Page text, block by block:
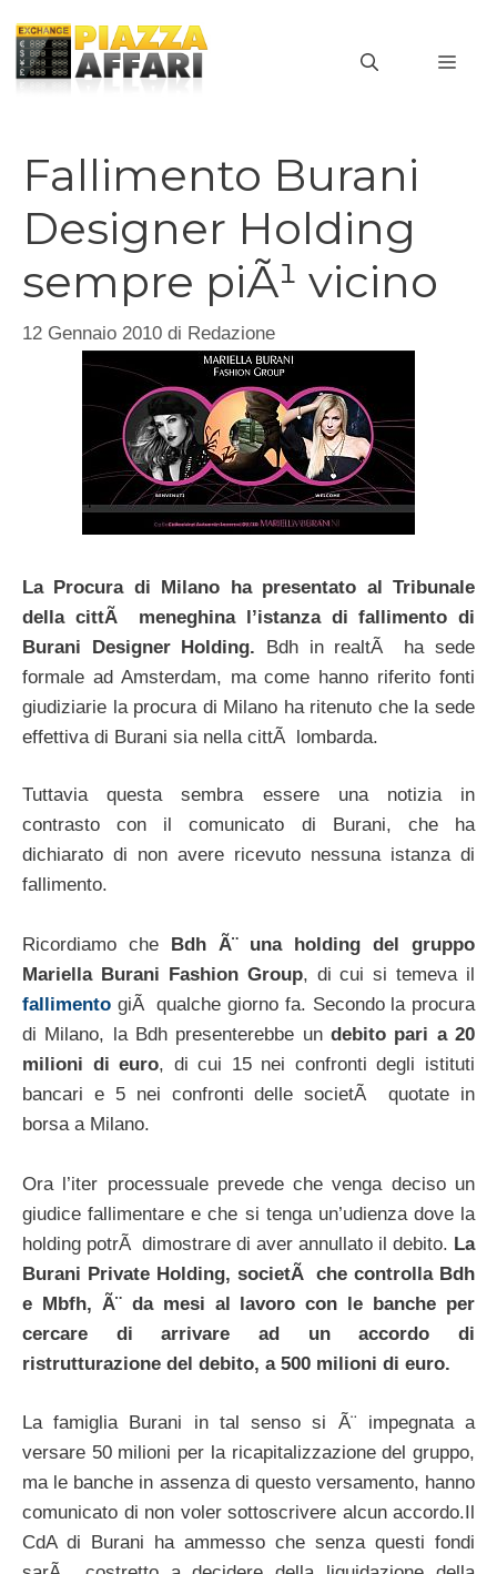
contenuto
Fallimento Burani
Designer Holding
sempre piÃ¹ vicino
12 Gennaio 2010 di Redazione
La Procura di Milano ha presentato al Tribunale
della cittÃ meneghina l’istanza di fallimento di
Burani Designer Holding. Bdh in realtÃ ha sede
formale ad Amsterdam, ma come hanno riferito fonti
giudiziarie la procura di Milano ha ritenuto che la sede
effettiva di Burani sia nella cittÃ lombarda.
Tuttavia questa sembra essere una notizia in
contrasto con il comunicato di Burani, che ha
dichiarato di non avere ricevuto nessuna istanza di
fallimento.
Ricordiamo che
Bdh Ã¨ una holding del gruppo
Mariella Burani Fashion Group, di cui si temeva il
fallimento giÃ qualche giorno fa. Secondo la procura
di Milano, la Bdh presenterebbe un debito pari a 20
milioni di euro, di cui 15 nei confronti degli istituti
bancari e 5 nei confronti delle societÃ quotate in
borsa a Milano.
Ora l’iter processuale prevede che venga deciso un
giudice fallimentare e che si tenga un’udienza dove la
holding potrÃ dimostrare di aver annullato il debito. La
Burani Private Holding, societÃ che controlla Bdh
e Mbfh, Ã¨ da mesi al lavoro con le banche per
cercare di arrivare ad un accordo di
ristrutturazione del debito, a 500 milioni di euro.
La famiglia Burani in tal senso si Ã¨ impegnata a
versare 50 milioni per la ricapitalizzazione del gruppo,
ma le banche in assenza di questo versamento, hanno
comunicato di non voler sottoscrivere alcun accordo.Il
CdA di Burani ha ammesso che senza questi fondi